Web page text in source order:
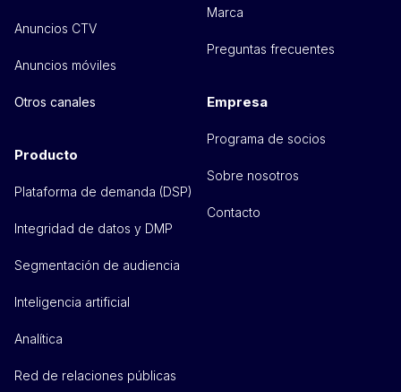
Anuncios CTV
Anuncios móviles
Otros canales
Producto
Plataforma de demanda (DSP)
Integridad de datos y DMP
Segmentación de audiencia
Inteligencia artificial
Analítica
Red de relaciones públicas
Marca
Preguntas frecuentes
Empresa
Programa de socios
Sobre nosotros
Contacto